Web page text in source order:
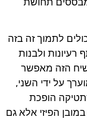
לתמוך זה בזה
ולבנות
הזה מאפשר
על ידי השני,
הופכת
הפיזי אלא גם